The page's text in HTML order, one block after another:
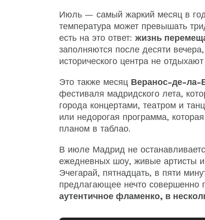
Июль — самый жаркий месяц в
температура может превышать
есть на это ответ: жизнь
заполняются после десяти
исторического центра не
Это также месяц Веранос-де-ла-
фестиваля мадридского лета,
города концертами, театром и
или недорогая программа,
планом в таблао.
В июле Мадрид не
ежедневных шоу, живые артисты
Эчегарай, пятнадцать, в пяти
предлагающее нечто совершенно
аутентичное фламенко, в